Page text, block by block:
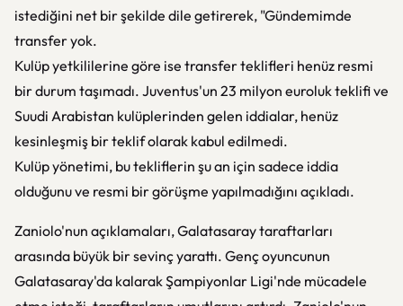
istediğini net bir şekilde dile getirerek, "Gündemimde
transfer yok.
Kulüp yetkililerine göre ise transfer teklifleri henüz resmi
bir durum taşımadı. Juventus'un 23 milyon euroluk teklifi ve
Suudi Arabistan kulüplerinden gelen iddialar, henüz
kesinleşmiş bir teklif olarak kabul edilmedi.
Kulüp yönetimi, bu tekliflerin şu an için sadece iddia
olduğunu ve resmi bir görüşme yapılmadığını açıkladı.
Zaniolo'nun açıklamaları, Galatasaray taraftarları
arasında büyük bir sevinç yarattı. Genç oyuncunun
Galatasaray'da kalarak Şampiyonlar Ligi'nde mücadele